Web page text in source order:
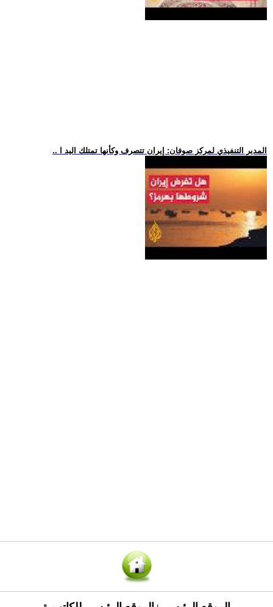
.. المدير التنفيذي لمركز صوفان: إيران تتصرف وكأنها تمتلك اليد ا